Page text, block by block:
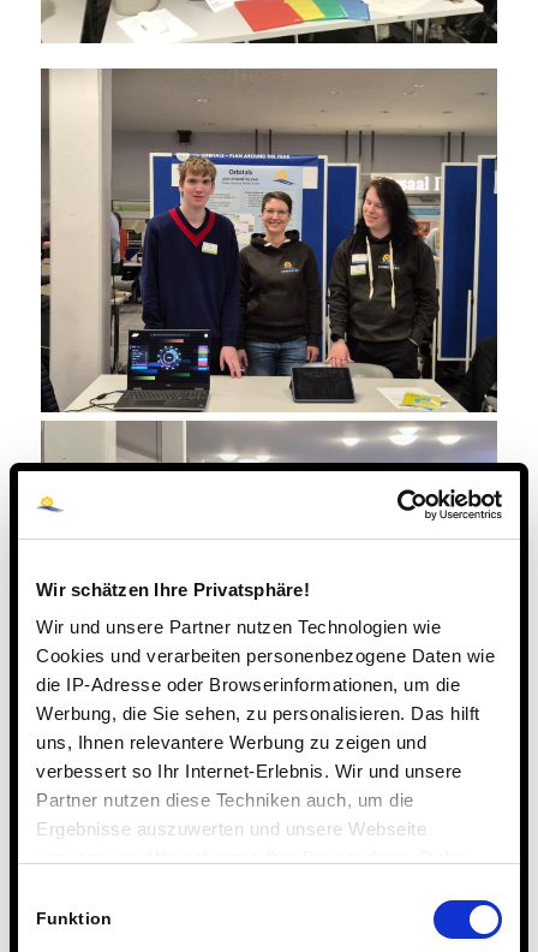
Wir schätzen Ihre Privatsphäre!
Wir und unsere Partner nutzen Technologien wie
Cookies und verarbeiten personenbezogene Daten wie
die IP-Adresse oder Browserinformationen, um die
Werbung, die Sie sehen, zu personalisieren. Das hilft
uns, Ihnen relevantere Werbung zu zeigen und
verbessert so Ihr Internet-Erlebnis. Wir und unsere
Partner nutzen diese Techniken auch, um die
Ergebnisse auszuwerten und unsere Webseite
Technologien.
Funktion